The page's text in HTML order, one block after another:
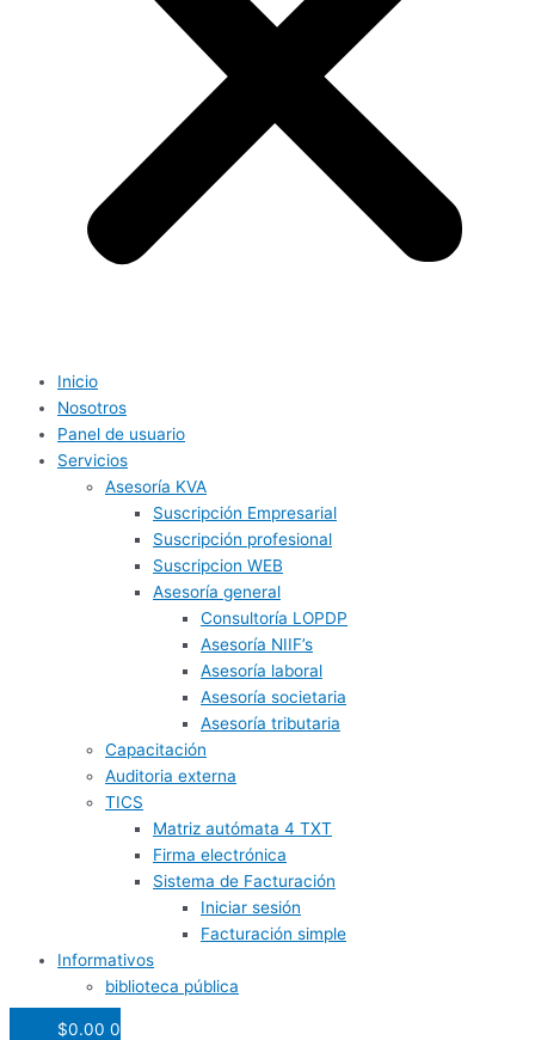
Inicio
Nosotros
Panel de usuario
Servicios
Asesoría KVA
Suscripción Empresarial
Suscripción profesional
Suscripcion WEB
Asesoría general
Consultoría LOPDP
Asesoría NIIF’s
Asesoría laboral
Asesoría societaria
Asesoría tributaria
Capacitación
Auditoria externa
TICS
Matriz autómata 4 TXT
Firma electrónica
Sistema de Facturación
Iniciar sesión
Facturación simple
Informativos
biblioteca pública
$0.00 0